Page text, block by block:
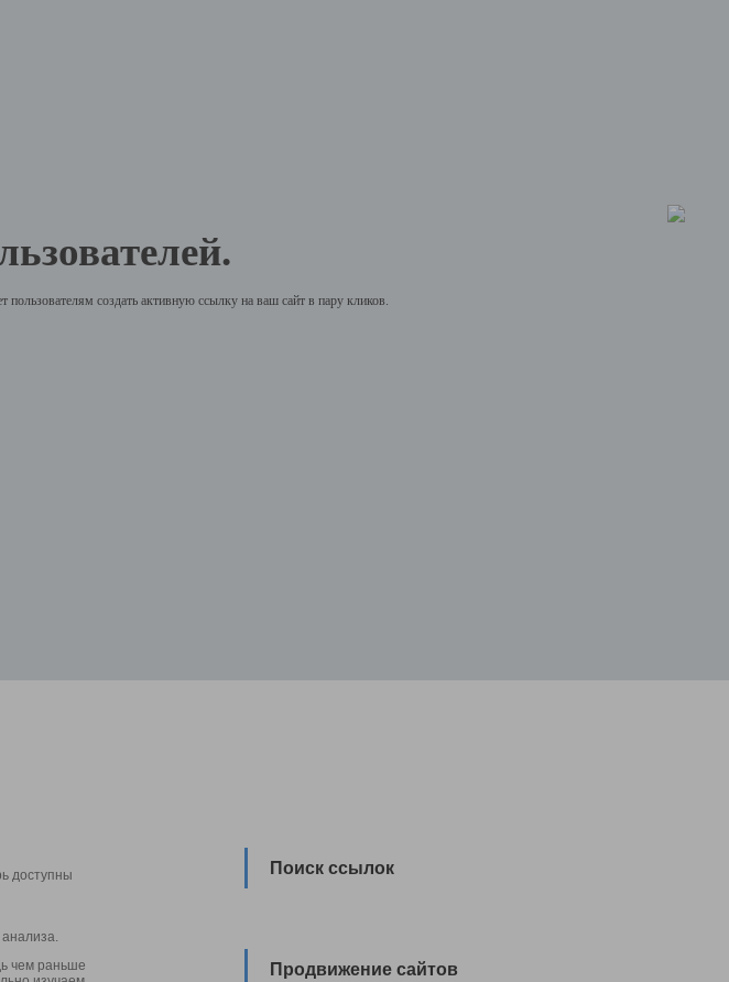
создать активную ссылку на ваш сайт в пару кликов.
доступны
чем раньше
Поиск ссылок
Продвижение сайтов